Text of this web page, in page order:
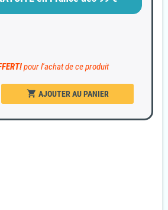
pour l'achat de ce produit
shopping_cart AJOUTER AU PANIER